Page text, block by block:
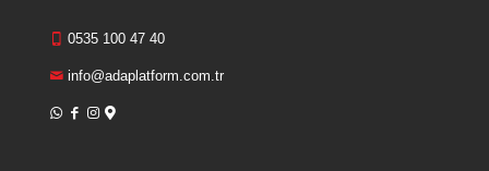
0535 100 47 40
info@adaplatform.com.tr